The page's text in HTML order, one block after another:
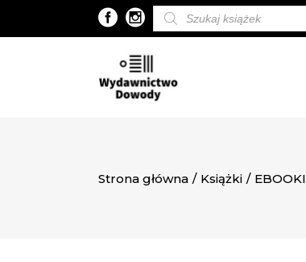
Wyszukiwarka
produktów
Strona główna / Książki / EBOOKI